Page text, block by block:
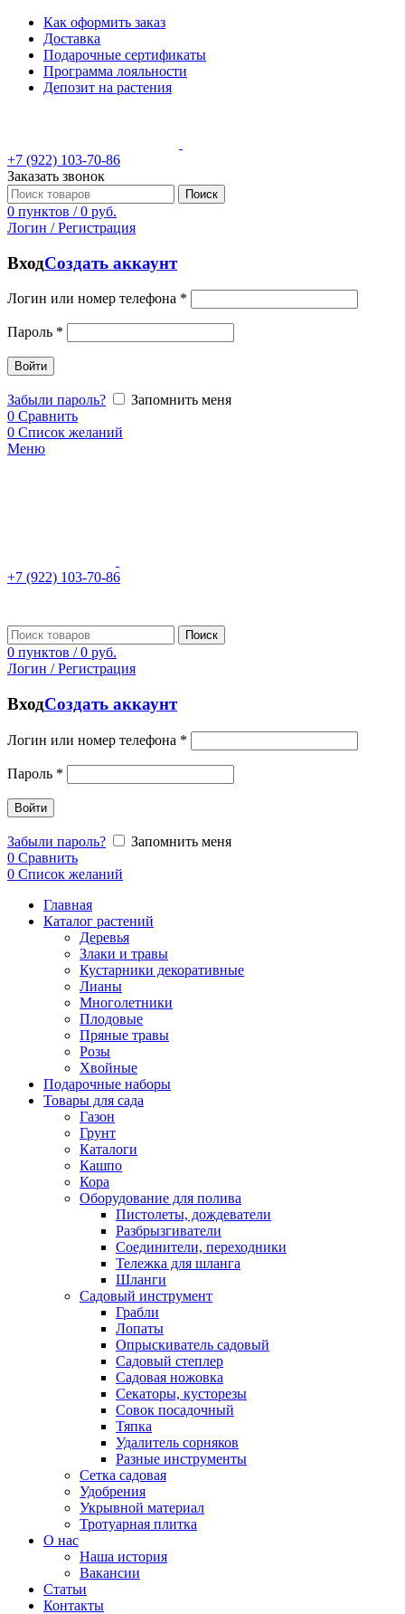
Как оформить заказ
Доставка
Подарочные сертификаты
Программа лояльности
Депозит на растения
+7 (922) 103-70-86
Заказать звонок
Поиск
0 пунктов / 0 руб.
Логин / Регистрация
ВходСоздать аккаунт
Логин или номер телефона *
Пароль *
Войти
Забыли пароль?
Запомнить меня
0 Сравнить
0 Список желаний
Меню
+7 (922) 103-70-86
Поиск
0 пунктов / 0 руб.
Логин / Регистрация
ВходСоздать аккаунт
Логин или номер телефона *
Пароль *
Войти
Забыли пароль?
Запомнить меня
0 Сравнить
0 Список желаний
Главная
Каталог растений
Деревья
Злаки и травы
Кустарники декоративные
Лианы
Многолетники
Плодовые
Пряные травы
Розы
Хвойные
Подарочные наборы
Товары для сада
Газон
Грунт
Каталоги
Кашпо
Кора
Оборудование для полива
Пистолеты, дождеватели
Разбрызгиватели
Соединители, переходники
Тележка для шланга
Шланги
Садовый инструмент
Грабли
Лопаты
Опрыскиватель садовый
Садовый степлер
Садовая ножовка
Секаторы, кусторезы
Совок посадочный
Тяпка
Удалитель сорняков
Разные инструменты
Сетка садовая
Удобрения
Укрывной материал
Тротуарная плитка
О нас
Наша история
Вакансии
Статьи
Контакты